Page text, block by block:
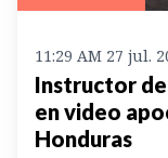
11:29 AM 27 jul.
Instructor de
en video
Honduras